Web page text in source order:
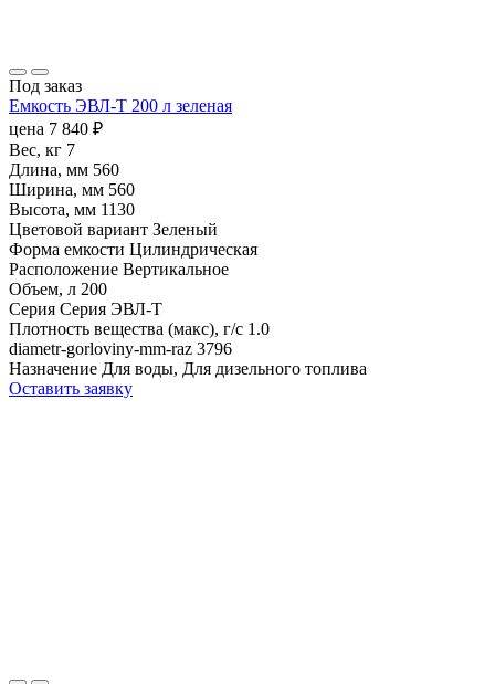
Под заказ
Емкость ЭВЛ-Т 200 л зеленая
цена 7 840 ₽
Вес, кг 7
Длина, мм 560
Ширина, мм 560
Высота, мм 1130
Цветовой вариант Зеленый
Форма емкости Цилиндрическая
Расположение Вертикальное
Объем, л 200
Серия Серия ЭВЛ-Т
Плотность вещества (макс), г/с 1.0
diametr-gorloviny-mm-raz 3796
Назначение Для воды, Для дизельного топлива
Оставить заявку